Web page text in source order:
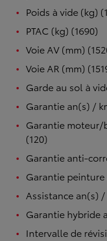
Poids à vide (kg)
PTAC (kg) (1690)
Voie AV (mm)
Voie AR (mm)
Garde au sol à
Garantie an(s) /
Garantie
(120)
Garantie anti-
Garantie
Assistance an(s)
Garantie hybride
Intervalle de